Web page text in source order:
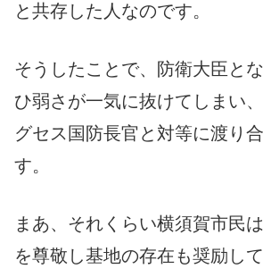
と共存した人なのです。
そうしたことで、防衛大臣と
ひ弱さが一気に抜けてしまい
グセス国防長官と対等に渡り
す。
まあ、それくらい横須賀市民
を尊敬し基地の存在も奨励し